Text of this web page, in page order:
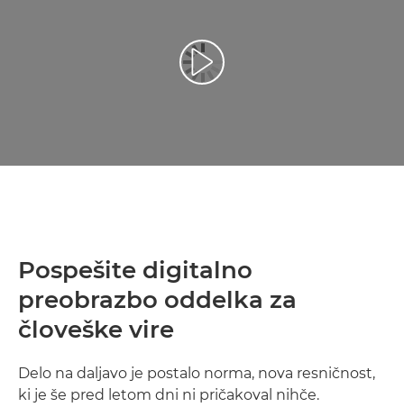
Predvajaj videoposnetek
Pospešite digitalno
preobrazbo oddelka za
človeške vire
Delo na daljavo je postalo norma, nova resničnost,
ki je še pred letom dni ni pričakoval nihče.